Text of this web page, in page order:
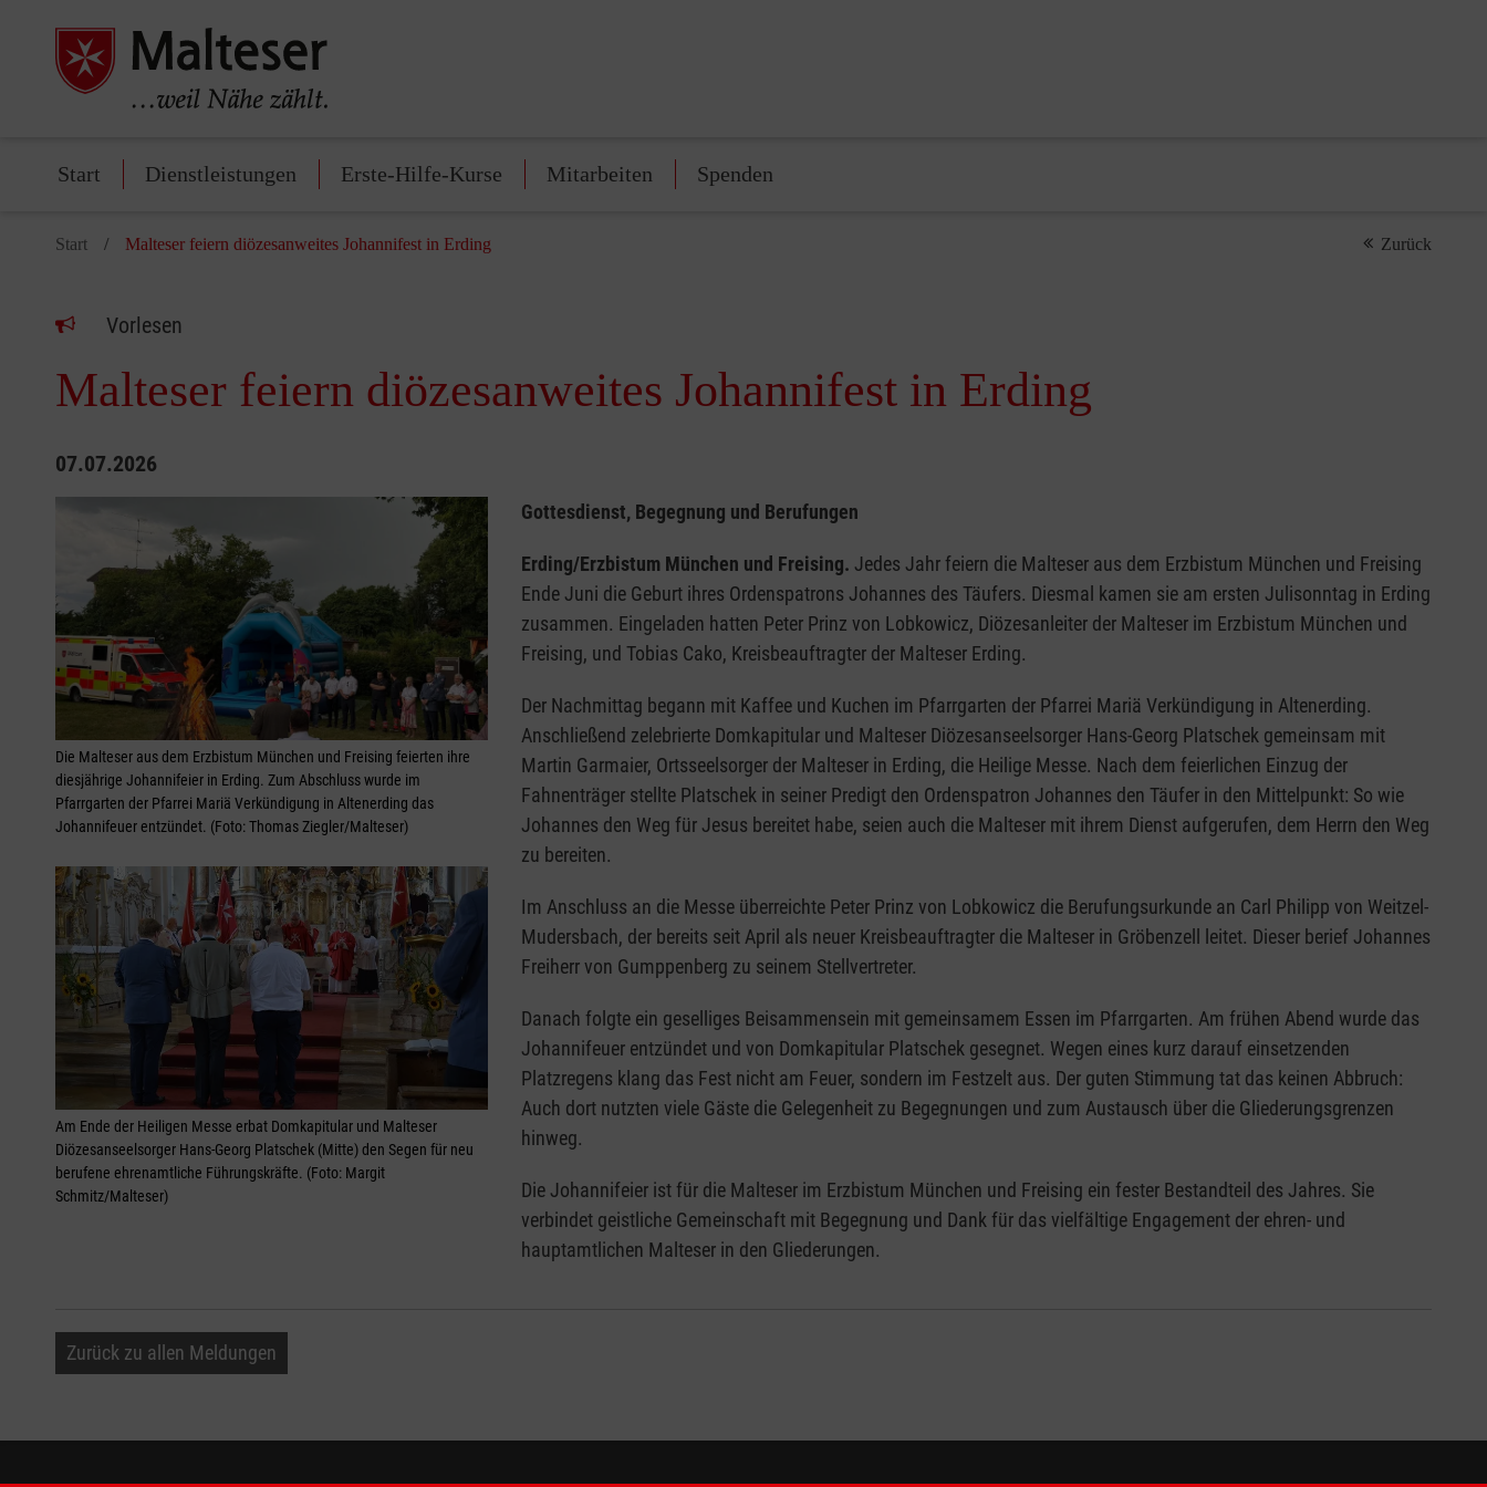
Start Dienstleistungen Erste-Hilfe-Kurse Mitarbeiten Spenden
Start Malteser feiern diözesanweites Johannifest in Erding Zurück
Vorlesen
Malteser feiern diözesanweites Johannifest in Erding
07.07.2026
Die Malteser aus dem Erzbistum München und Freising feierten ihre
diesjährige Johannifeier in Erding. Zum Abschluss wurde im
Pfarrgarten der Pfarrei Mariä Verkündigung in Altenerding das
Johannifeuer entzündet. (Foto: Thomas Ziegler/Malteser)
Am Ende der Heiligen Messe erbat Domkapitular und Malteser
Diözesanseelsorger Hans-Georg Platschek (Mitte) den Segen für neu
berufene ehrenamtliche Führungskräfte. (Foto: Margit
Schmitz/Malteser)
Gottesdienst, Begegnung und Berufungen
Erding/Erzbistum München und Freising. Jedes Jahr feiern die Malteser aus dem Erzbistum München und Freising
Ende Juni die Geburt ihres Ordenspatrons Johannes des Täufers. Diesmal kamen sie am ersten Julisonntag in Erding
zusammen. Eingeladen hatten Peter Prinz von Lobkowicz, Diözesanleiter der Malteser im Erzbistum München und
Freising, und Tobias Cako, Kreisbeauftragter der Malteser Erding.
Der Nachmittag begann mit Kaffee und Kuchen im Pfarrgarten der Pfarrei Mariä Verkündigung in Altenerding.
Anschließend zelebrierte Domkapitular und Malteser Diözesanseelsorger Hans-Georg Platschek gemeinsam mit
Martin Garmaier, Ortsseelsorger der Malteser in Erding, die Heilige Messe. Nach dem feierlichen Einzug der
Fahnenträger stellte Platschek in seiner Predigt den Ordenspatron Johannes den Täufer in den Mittelpunkt: So wie
Johannes den Weg für Jesus bereitet habe, seien auch die Malteser mit ihrem Dienst aufgerufen, dem Herrn den Weg
zu bereiten.
Im Anschluss an die Messe überreichte Peter Prinz von Lobkowicz die Berufungsurkunde an Carl Philipp von Weitzel-
Mudersbach, der bereits seit April als neuer Kreisbeauftragter die Malteser in Gröbenzell leitet. Dieser berief Johannes
Freiherr von Gumppenberg zu seinem Stellvertreter.
Danach folgte ein geselliges Beisammensein mit gemeinsamem Essen im Pfarrgarten. Am frühen Abend wurde das
Johannifeuer entzündet und von Domkapitular Platschek gesegnet. Wegen eines kurz darauf einsetzenden
Platzregens klang das Fest nicht am Feuer, sondern im Festzelt aus. Der guten Stimmung tat das keinen Abbruch:
Auch dort nutzten viele Gäste die Gelegenheit zu Begegnungen und zum Austausch über die Gliederungsgrenzen
hinweg.
Die Johannifeier ist für die Malteser im Erzbistum München und Freising ein fester Bestandteil des Jahres. Sie
verbindet geistliche Gemeinschaft mit Begegnung und Dank für das vielfältige Engagement der ehren- und
hauptamtlichen Malteser in den Gliederungen.
Zurück zu allen Meldungen